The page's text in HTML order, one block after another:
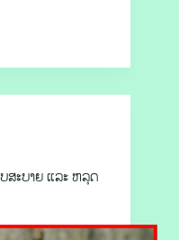
ະບາຍ ແລະ ຫລຸດ